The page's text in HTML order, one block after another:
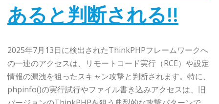
あると判断される!!
2025年7月13日に検出されたThinkPHPフレームワークへ
の一連のアクセスは、リモートコード実行（RCE）や設定
情報の漏洩を狙ったスキャン攻撃と判断されます。特に、
phpinfo()の実行試行やファイル書き込みアクセスは、旧